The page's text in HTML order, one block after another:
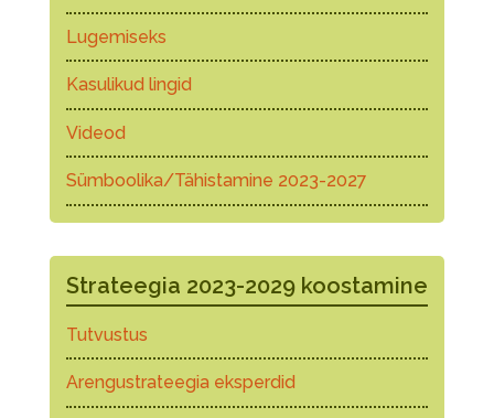
Lugemiseks
Kasulikud lingid
Videod
Sümboolika/Tähistamine 2023-2027
Strateegia 2023-2029 koostamine
Tutvustus
Arengustrateegia eksperdid